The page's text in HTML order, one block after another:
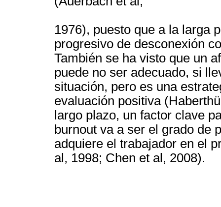
1976), puesto que a la larga
progresivo de desconexión
También se ha visto que un
puede no ser adecuado, si
situación, pero es una
evaluación positiva
largo plazo, un factor clave
burnout va a ser el grado de
adquiere el trabajador en el
al, 1998; Chen et al, 2008).